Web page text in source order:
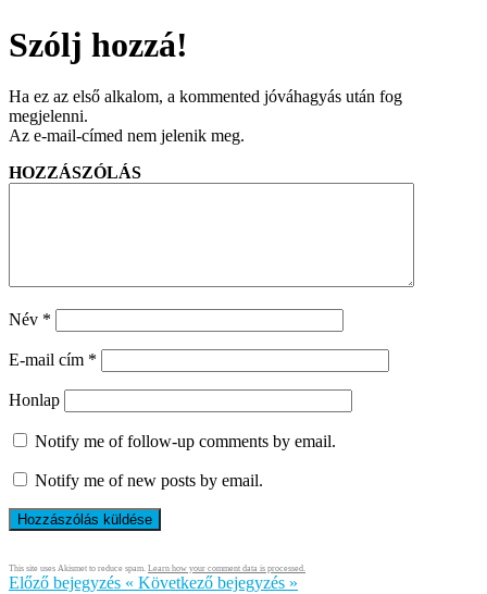
Szólj hozzá!
Ha ez az első alkalom, a kommented jóváhagyás után fog
megjelenni.
Az e-mail-címed nem jelenik meg.
HOZZÁSZÓLÁS
Név *
E-mail cím *
Honlap
Notify me of follow-up comments by email.
Notify me of new posts by email.
This site uses Akismet to reduce spam. Learn how your comment data is processed.
Előző bejegyzés « Következő bejegyzés »